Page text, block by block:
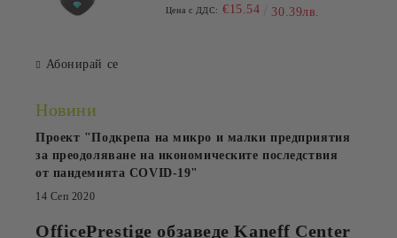
Цена с ДДС: €15.54 30.39лв.
Абонирай се
Новини
Проект "Подкрепа на микро и малки предприятия
за преодоляване на икономическите последствия
от пандемията COVID-19"
14 Сеп 2020
OfficePrestige обзаведе Kaneff Center